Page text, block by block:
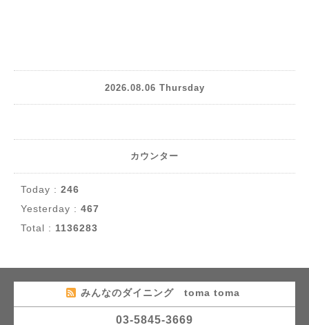
2026.08.06 Thursday
カウンター
Today : 246
Yesterday : 467
Total : 1136283
みんなのダイニング toma toma
03-5845-3669